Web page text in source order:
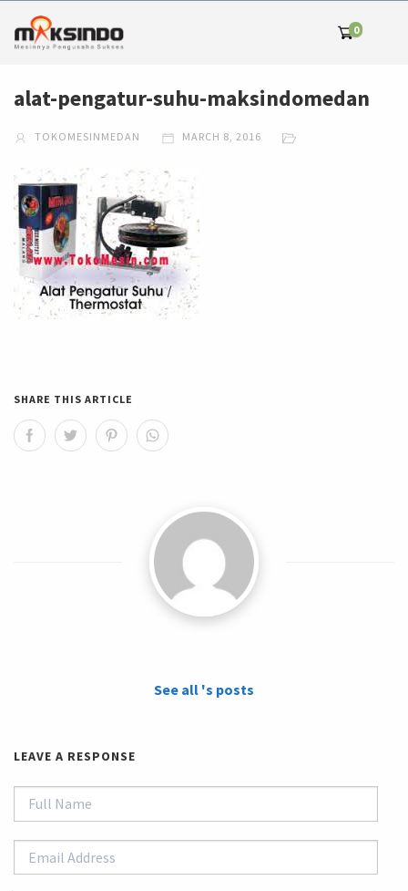
0
alat-pengatur-suhu-maksindomedan
TOKOMESINMEDAN MARCH 8, 2016
SHARE THIS ARTICLE
See all 's posts
LEAVE A RESPONSE